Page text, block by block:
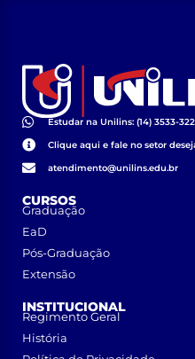
Estudar na Unilins: (14) 3533-
Clique aqui e fale no setor
atendimento@unilins.edu.br
CURSOS
Graduação
EaD
Pós-Graduação
Extensão
INSTITUCIONAL
Regimento Geral
História